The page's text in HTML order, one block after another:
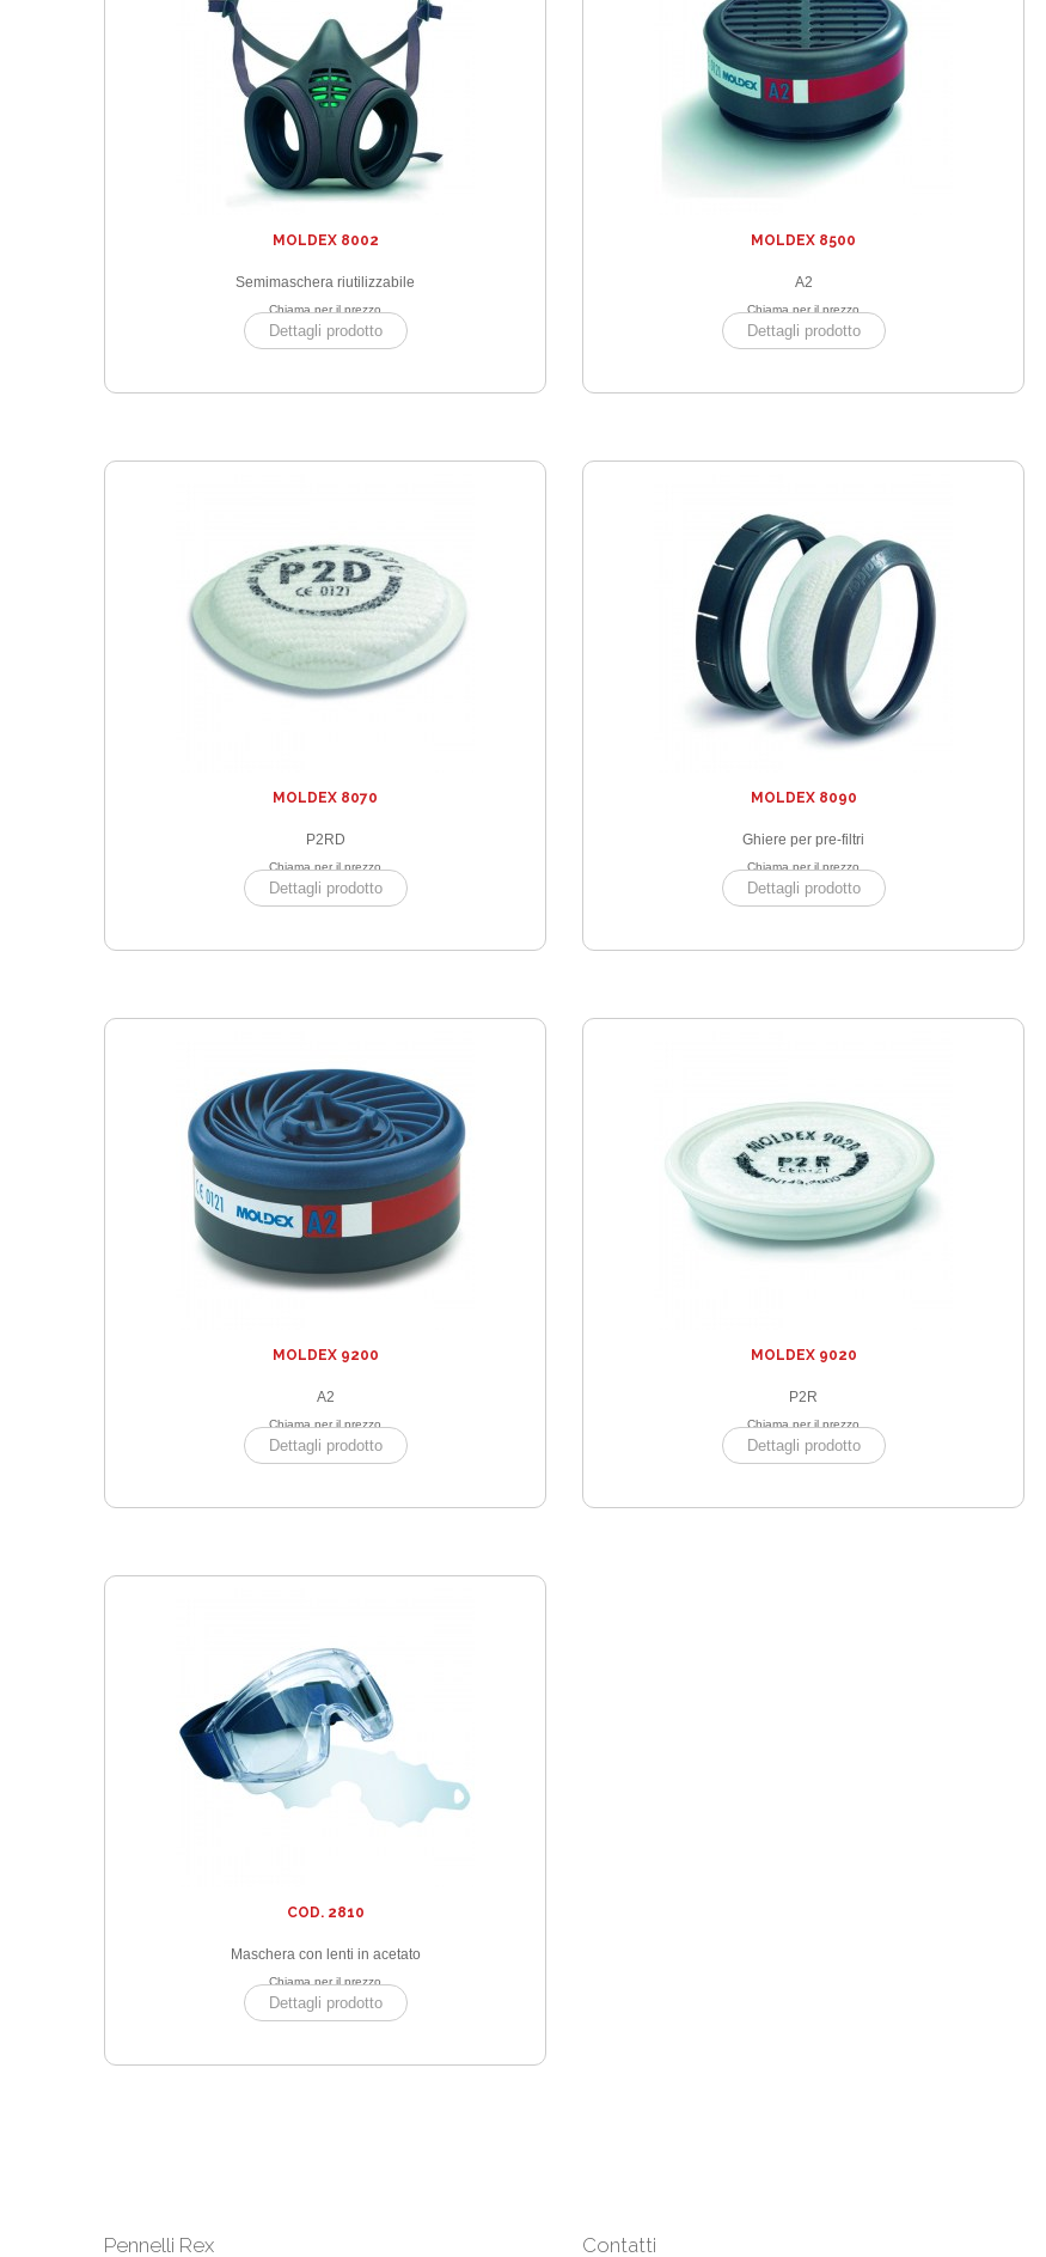
MOLDEX 8002
Semimaschera riutilizzabile
Chiama per il prezzo
Dettagli prodotto
MOLDEX 8500
A2
Chiama per il prezzo
Dettagli prodotto
MOLDEX 8070
P2RD
Chiama per il prezzo
Dettagli prodotto
MOLDEX 8090
Ghiere per pre-filtri
Chiama per il prezzo
Dettagli prodotto
MOLDEX 9200
A2
Chiama per il prezzo
Dettagli prodotto
MOLDEX 9020
P2R
Chiama per il prezzo
Dettagli prodotto
COD. 2810
Maschera con lenti in acetato
Chiama per il prezzo
Dettagli prodotto
Pennelli Rex Contatti